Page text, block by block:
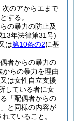
のアからエまで
する。
の暴力の防止及
13年法律第31号)
は第10条の2に基
者からの暴力の
からの暴力を理由
は女性自立支援
している者に女
「配偶者からの
と同様の内容が
ていること。